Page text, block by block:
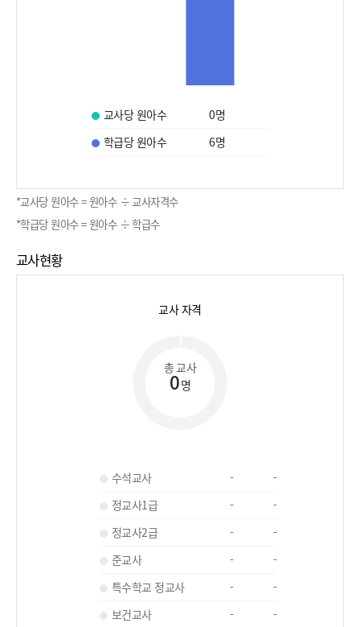
교사당 원아수 0명
학급당 원아수
6명
*교사당 원아수 = 원아수 ÷ 교사자격수
*학급당 원아수 = 원아수 ÷ 학급수
교사현황
교사 자격
총 교사
0명
수석교사 -
-
정교사1급
-
-
정교사2급
-
-
준교사
-
-
특수학교 정교사
-
-
보건교사
-
-